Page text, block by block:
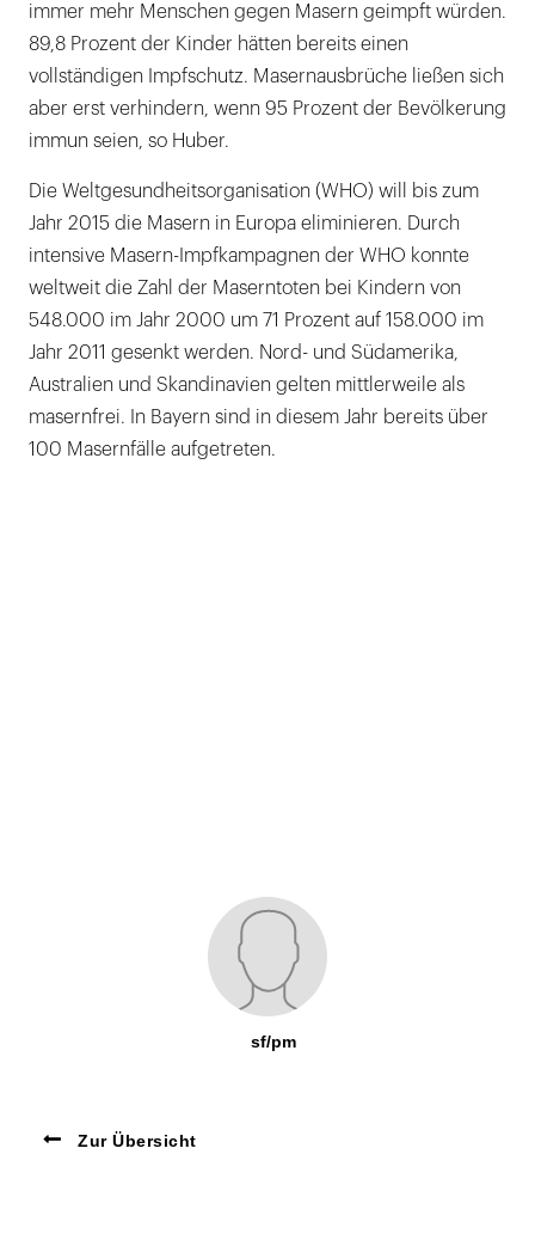
immer mehr Menschen gegen Masern geimpft würden.
89,8 Prozent der Kinder hätten bereits einen
vollständigen Impfschutz. Masernausbrüche ließen sich
aber erst verhindern, wenn 95 Prozent der Bevölkerung
immun seien, so Huber.
Die Weltgesundheitsorganisation (WHO) will bis zum
Jahr 2015 die Masern in Europa eliminieren. Durch
intensive Masern-Impfkampagnen der WHO konnte
weltweit die Zahl der Maserntoten bei Kindern von
548.000 im Jahr 2000 um 71 Prozent auf 158.000 im
Jahr 2011 gesenkt werden. Nord- und Südamerika,
Australien und Skandinavien gelten mittlerweile als
masernfrei. In Bayern sind in diesem Jahr bereits über
100 Masernfälle aufgetreten.
sf/pm
Zur Übersicht